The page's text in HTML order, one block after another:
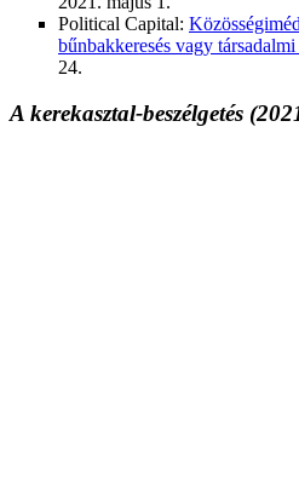
Political Capital:
bűnbakkeresés vagy társadalmi
24.
A kerekasztal-beszélgetés